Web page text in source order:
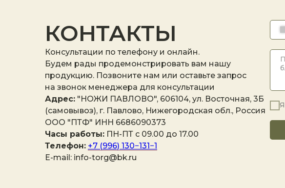
КОНТАКТЫ
Консультации по телефону и онлайн.
Будем рады продемонстрировать вам нашу
продукцию. Позвоните нам или оставьте запрос
на звонок менеджера для консультации
Адрес: "НОЖИ ПАВЛОВО", 606104, ул. Восточная, 3Б
(самовывоз), г. Павлово, Нижегородская обл., Россия
ООО "ПТФ" ИНН 6686090373
Часы работы: ПН-ПТ с 09.00 до 17.00
Телефон: +7 (996) 130−131−1
E-mail: info-torg@bk.ru